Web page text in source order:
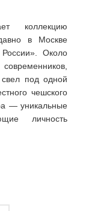
коллекцию
в Москве
Около
под одной
чешского
— уникальные
личность